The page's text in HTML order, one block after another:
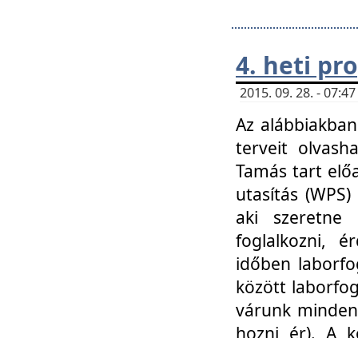
4. heti
2015. 09. 28. -
Az
terveit
Tamás tart
utasítás
aki szeretne
foglalkozni,
időben
között
várunk
hozni ér). A